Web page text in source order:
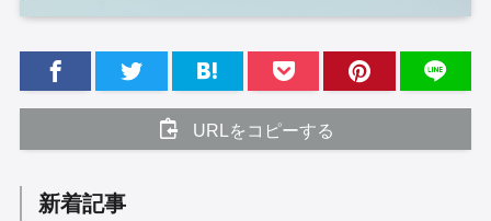
URLをコピーする
新着記事